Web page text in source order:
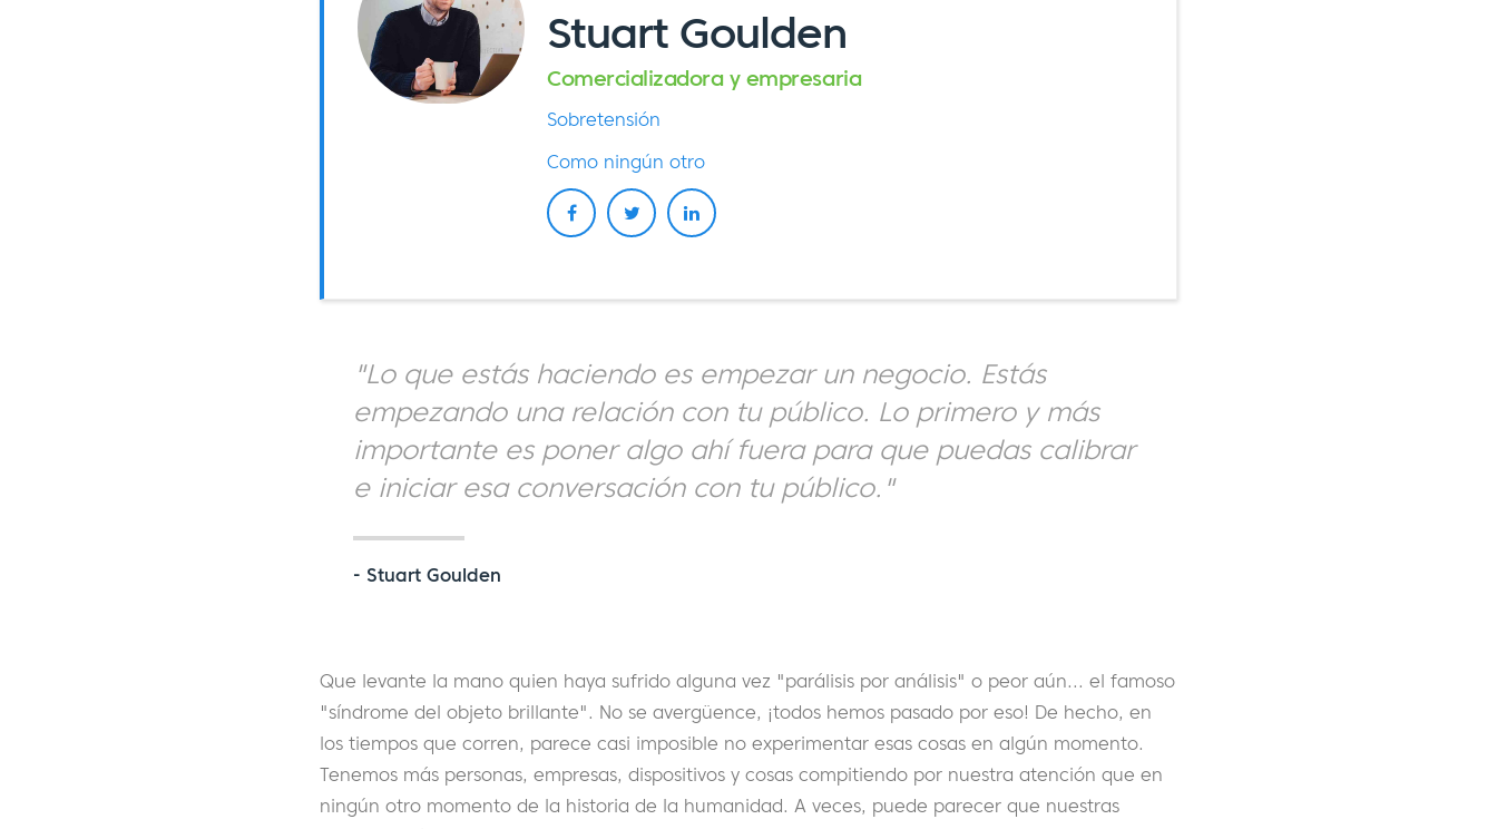
Stuart Goulden
Comercializadora y empresaria
Sobretensión
Como ningún otro
"Lo que estás haciendo es empezar un negocio. Estás
empezando una relación con tu público. Lo primero y más
importante es poner algo ahí fuera para que puedas calibrar
e iniciar esa conversación con tu público."
- Stuart Goulden
Que levante la mano quien haya sufrido alguna vez "parálisis por análisis" o peor aún... el famoso
"síndrome del objeto brillante". No se avergüence, ¡todos hemos pasado por eso! De hecho, en
los tiempos que corren, parece casi imposible no experimentar esas cosas en algún momento.
Tenemos más personas, empresas, dispositivos y cosas compitiendo por nuestra atención que en
ningún otro momento de la historia de la humanidad. A veces, puede parecer que nuestras